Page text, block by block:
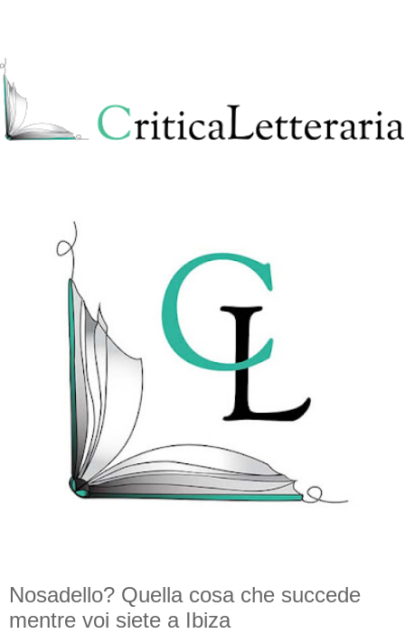
Nosadello? Quella cosa che succede
mentre voi siete a Ibiza